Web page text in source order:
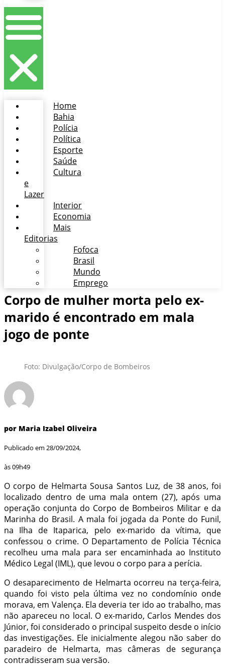
Home
Bahia
Polícia
Política
Esporte
Saúde
Cultura
e
Lazer
Interior
Economia
Mais
Editorias
Fofoca
Brasil
Mundo
Emprego
Corpo de mulher morta pelo ex-
marido é encontrado em mala
jogo de ponte
Foto: Divulgação/Corpo de Bombeiros
por Maria Izabel Oliveira
Publicado em 28/09/2024,
às 09h49
O corpo de Helmarta Sousa Santos Luz, de 38 anos, foi
localizado dentro de uma mala ontem (27), após uma
operação conjunta do Corpo de Bombeiros Militar e da
Marinha do Brasil. A mala foi jogada da Ponte do Funil,
na Ilha de Itaparica, pelo ex-marido da vítima, que
confessou o crime. O Departamento de Polícia Técnica
recolheu uma mala para ser encaminhada ao Instituto
Médico Legal (IML), que levou o corpo para a perícia.
O desaparecimento de Helmarta ocorreu na terça-feira,
quando foi visto pela última vez no condomínio onde
morava, em Valença. Ela deveria ter ido ao trabalho, mas
não apareceu no local. O ex-marido, Carlos Mendes dos
Júnior, foi considerado o principal suspeito desde o início
das investigações. Ele inicialmente alegou não saber do
paradeiro de Helmarta, mas câmeras de segurança
contradisseram sua versão.